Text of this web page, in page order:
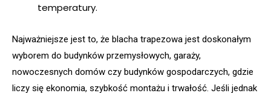
temperatury.
Najważniejsze jest to, że blacha trapezowa jest doskonałym
wyborem do budynków przemysłowych, garaży,
nowoczesnych domów czy budynków gospodarczych, gdzie
liczy się ekonomia, szybkość montażu i trwałość. Jeśli jednak